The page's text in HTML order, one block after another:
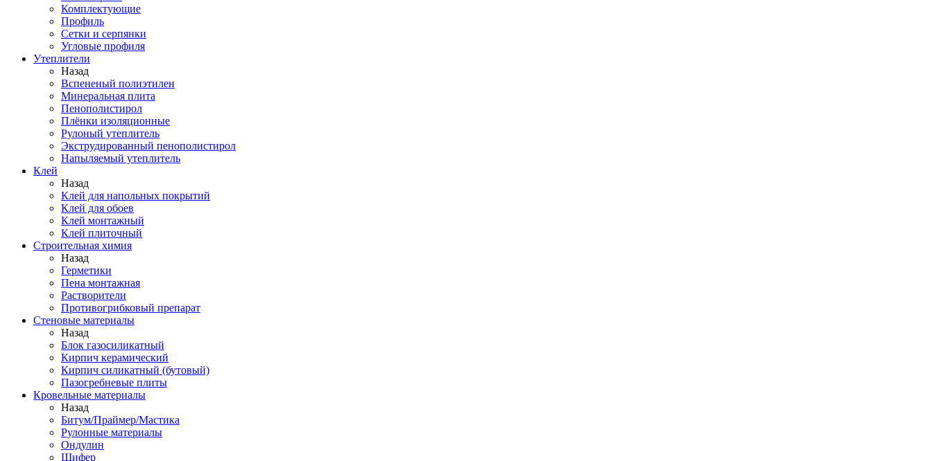
Комплектующие
Профиль
Сетки и серпянки
Угловые профиля
Утеплители
Назад
Вспененый полиэтилен
Минеральная плита
Пенополистирол
Плёнки изоляционные
Рулоный утеплитель
Экструдированный пенополистирол
Напыляемый утеплитель
Клей
Назад
Клей для напольных покрытий
Клей для обоев
Клей монтажный
Клей плиточный
Строительная химия
Назад
Герметики
Пена монтажная
Растворители
Противогрибковый препарат
Стеновые материалы
Назад
Блок газосиликатный
Кирпич керамический
Кирпич силикатный (бутовый)
Пазогребневые плиты
Кровельные материалы
Назад
Битум/Праймер/Мастика
Рулонные материалы
Ондулин
Шифер